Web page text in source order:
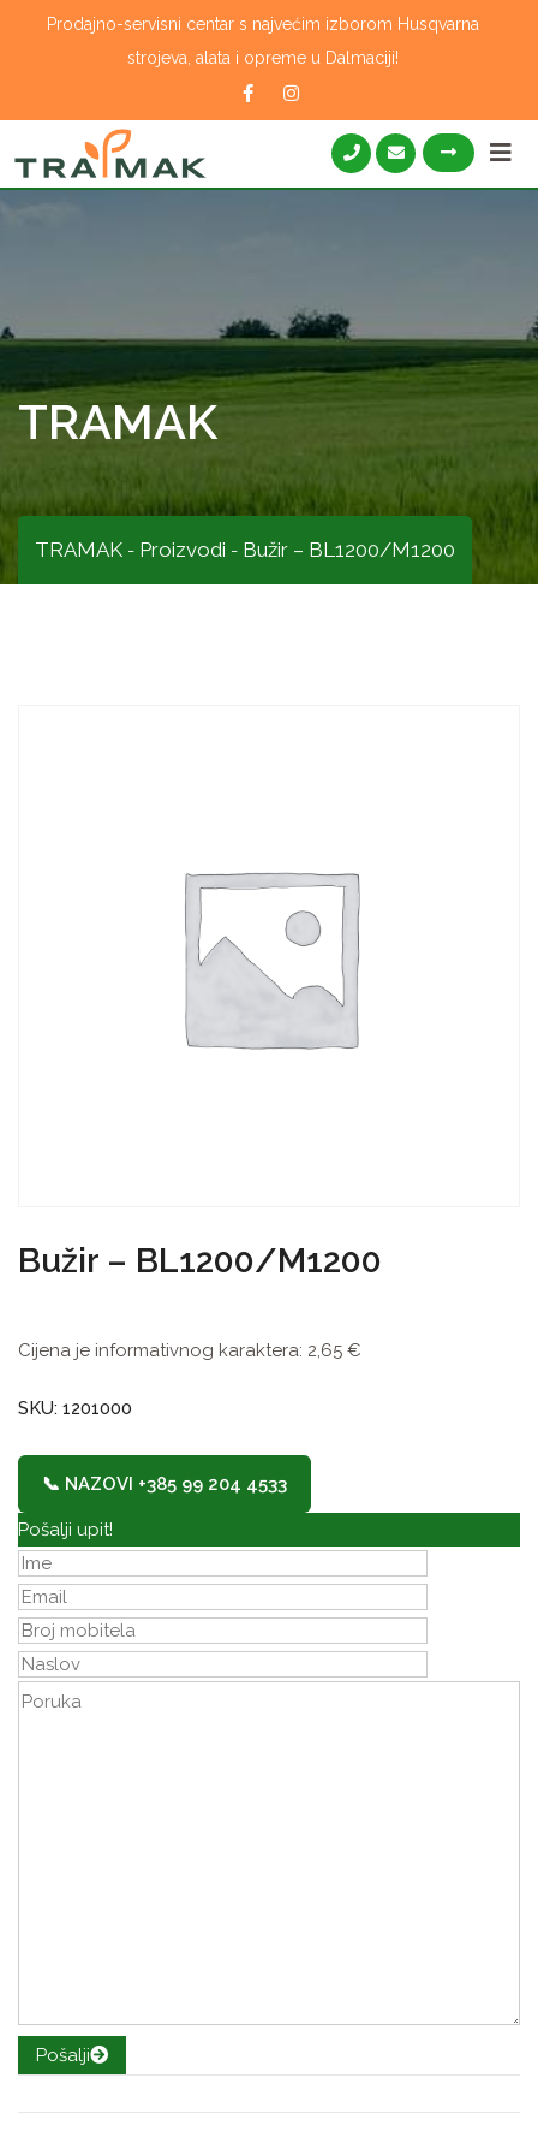
Prodajno-servisni centar s najvećim izborom Husqvarna
strojeva, alata i opreme u Dalmaciji!
TRAMAK
TRAMAK - Proizvodi - Bužir – BL1200/M1200
Bužir – BL1200/M1200
Cijena je informativnog karaktera: 2,65 €
SKU: 1201000
📞 NAZOVI +385 99 204 4533
Pošalji upit!
Pošalji